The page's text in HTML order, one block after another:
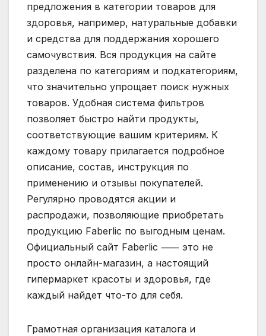
предложения в категории товаров для
здоровья, например, натуральные добавки
и средства для поддержания хорошего
самочувствия. Вся продукция на сайте
разделена по категориям и подкатегориям,
что значительно упрощает поиск нужных
товаров. Удобная система фильтров
позволяет быстро найти продукты,
соответствующие вашим критериям. К
каждому товару прилагается подробное
описание, состав, инструкция по
применению и отзывы покупателей.
Регулярно проводятся акции и
распродажи, позволяющие приобретать
продукцию Faberlic по выгодным ценам.
Официальный сайт Faberlic ⸺ это не
просто онлайн-магазин, а настоящий
гипермаркет красоты и здоровья, где
каждый найдет что-то для себя.
Грамотная организация каталога и